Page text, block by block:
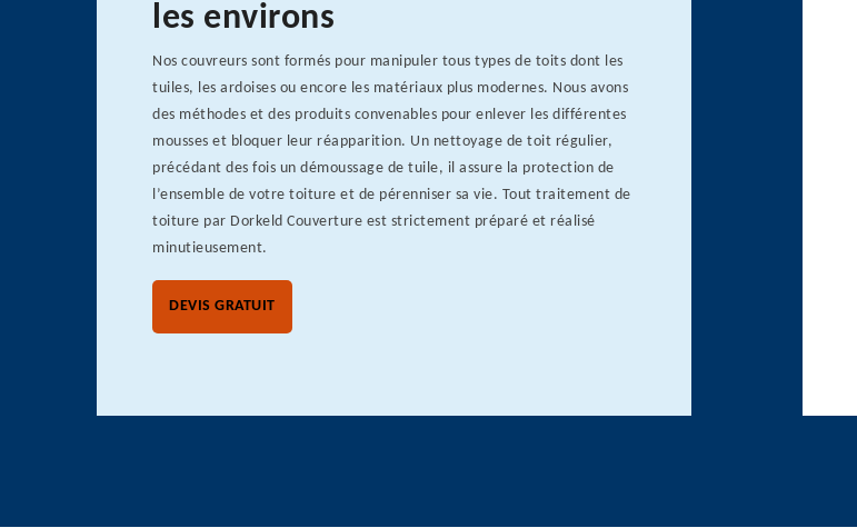
les environs
Nos couvreurs sont formés pour manipuler tous types de toits dont les
tuiles, les ardoises ou encore les matériaux plus modernes. Nous avons
des méthodes et des produits convenables pour enlever les différentes
mousses et bloquer leur réapparition. Un nettoyage de toit régulier,
précédant des fois un démoussage de tuile, il assure la protection de
l’ensemble de votre toiture et de pérenniser sa vie. Tout traitement de
toiture par Dorkeld Couverture est strictement préparé et réalisé
minutieusement.
DEVIS GRATUIT